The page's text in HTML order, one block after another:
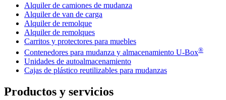
Alquiler de camiones de mudanza
Alquiler de van de carga
Alquiler de remolque
Alquiler de remolques
Carritos y protectores para muebles
Contenedores para mudanza y almacenamiento U-Box®
Unidades de autoalmacenamiento
Cajas de plástico reutilizables para mudanzas
Productos y servicios